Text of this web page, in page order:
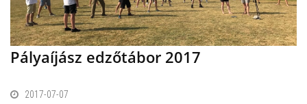
Pályaíjász edzőtábor 2017
2017-07-07